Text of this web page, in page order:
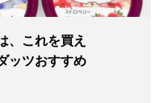
、これを買え
ッツおすすめ